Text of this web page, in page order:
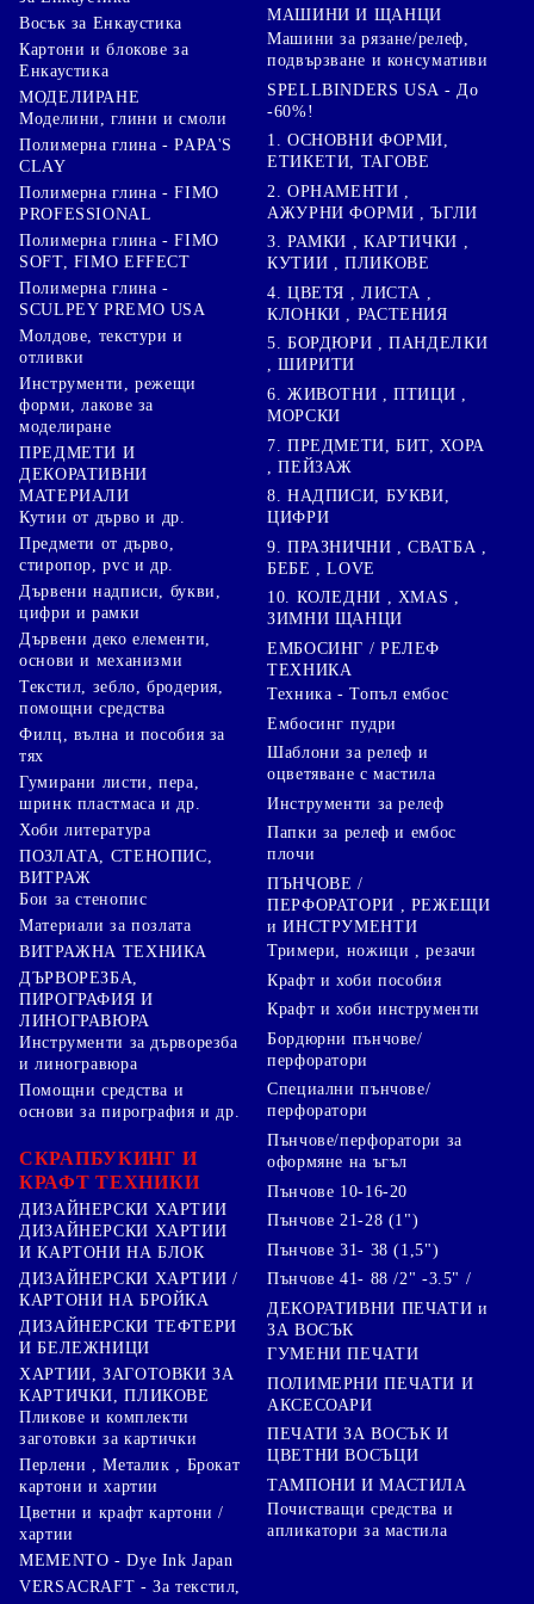
Восък за Енкаустика
Картони и блокове за
Енкаустика
МОДЕЛИРАНЕ
Моделини, глини и смоли
Полимерна глина - PAPA'S
CLAY
Полимерна глина - FIMO
PROFESSIONAL
Полимерна глина - FIMO
SOFT, FIMO EFFECT
Полимерна глина -
SCULPEY PREMO USA
Молдове, текстури и
отливки
Инструменти, режещи
форми, лакове за
моделиране
ПРЕДМЕТИ И
ДЕКОРАТИВНИ
МАТЕРИАЛИ
Кутии от дърво и др.
Предмети от дърво,
стиропор, pvc и др.
Дървени надписи, букви,
цифри и рамки
Дървени деко елементи,
основи и механизми
Текстил, зебло, бродерия,
помощни средства
Филц, вълна и пособия за
тях
Гумирани листи, пера,
шринк пластмаса и др.
Хоби литература
ПОЗЛАТА, СТЕНОПИС,
ВИТРАЖ
Бои за стенопис
Материали за позлата
ВИТРАЖНА ТЕХНИКА
ДЪРВОРЕЗБА,
ПИРОГРАФИЯ И
ЛИНОГРАВЮРА
Инструменти за дърворезба
и линогравюра
Помощни средства и
основи за пирография и др.
СКРАПБУКИНГ И
КРАФТ ТЕХНИКИ
ДИЗАЙНЕРСКИ ХАРТИИ
ДИЗАЙНЕРСКИ ХАРТИИ
И КАРТОНИ НА БЛОК
ДИЗАЙНЕРСКИ ХАРТИИ /
КАРТОНИ НА БРОЙКА
ДИЗАЙНЕРСКИ ТЕФТЕРИ
И БЕЛЕЖНИЦИ
ХАРТИИ, ЗАГОТОВКИ ЗА
КАРТИЧКИ, ПЛИКОВЕ
Пликове и комплекти
заготовки за картички
Перлени , Металик , Брокат
картони и хартии
Цветни и крафт картони /
хартии
МАШИНИ И ЩАНЦИ
Машини за рязане/релеф,
подвързване и консумативи
SPELLBINDERS USA - До
-60%!
1. ОСНОВНИ ФОРМИ,
ЕТИКЕТИ, ТАГОВЕ
2. ОРНАМЕНТИ ,
АЖУРНИ ФОРМИ , ЪГЛИ
3. РАМКИ , КАРТИЧКИ ,
КУТИИ , ПЛИКОВЕ
4. ЦВЕТЯ , ЛИСТА ,
КЛОНКИ , РАСТЕНИЯ
5. БОРДЮРИ , ПАНДЕЛКИ
, ШИРИТИ
6. ЖИВОТНИ , ПТИЦИ ,
МОРСКИ
7. ПРЕДМЕТИ, БИТ, ХОРА
, ПЕЙЗАЖ
8. НАДПИСИ, БУКВИ,
ЦИФРИ
9. ПРАЗНИЧНИ , СВАТБА ,
БЕБЕ , LOVE
10. КОЛЕДНИ , XMAS ,
ЗИМНИ ЩАНЦИ
ЕМБОСИНГ / РЕЛЕФ
ТЕХНИКА
Техника - Топъл ембос
Ембосинг пудри
Шаблони за релеф и
оцветяване с мастила
Инструменти за релеф
Папки за релеф и ембос
плочи
ПЪНЧОВЕ /
ПЕРФОРАТОРИ , РЕЖЕЩИ
и ИНСТРУМЕНТИ
Тримери, ножици , резачи
Крафт и хоби пособия
Крафт и хоби инструменти
Бордюрни пънчове/
перфоратори
Специални пънчове/
перфоратори
Пънчове/перфоратори за
оформяне на ъгъл
Пънчове 10-16-20
Пънчове 21-28 (1")
Пънчове 31- 38 (1,5")
Пънчове 41- 88 /2" -3.5" /
ДЕКОРАТИВНИ ПЕЧАТИ и
ЗА ВОСЪК
ГУМЕНИ ПЕЧАТИ
ПОЛИМЕРНИ ПЕЧАТИ И
АКСЕСОАРИ
ПЕЧАТИ ЗА ВОСЪК И
ЦВЕТНИ ВОСЪЦИ
ТАМПОНИ И МАСТИЛА
Почистващи средства и
апликатори за мастила
MEMENTO - Dye Ink Japan
VERSACRAFT - За текстил,